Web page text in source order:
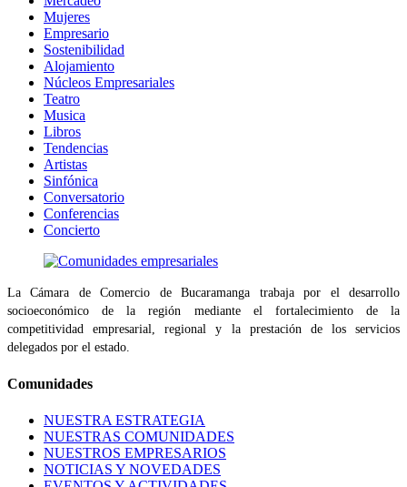
Mujeres
Empresario
Sostenibilidad
Alojamiento
Núcleos Empresariales
Teatro
Musica
Libros
Tendencias
Artistas
Sinfónica
Conversatorio
Conferencias
Concierto
La Cámara de Comercio de Bucaramanga trabaja por el desarrollo
socioeconómico de la región mediante el fortalecimiento de la
competitividad empresarial, regional y la prestación de los servicios
delegados por el estado.
Comunidades
NUESTRA ESTRATEGIA
NUESTRAS COMUNIDADES
NUESTROS EMPRESARIOS
NOTICIAS Y NOVEDADES